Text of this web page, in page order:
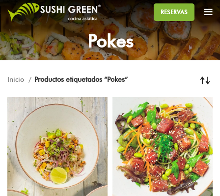
RESERVAS
Pokes
Inicio Productos etiquetados “Pokes”